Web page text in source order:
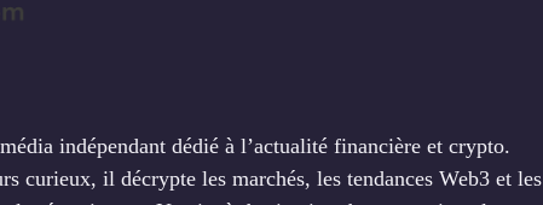
indépendant dédié à l’actualité financière et crypto.
curieux, il décrypte les marchés, les tendances Web3 et les